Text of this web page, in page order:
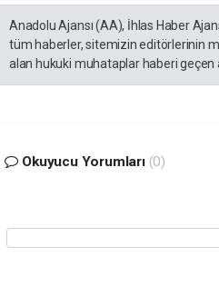
Anadolu Ajansı (AA), İhlas Haber
tüm haberler, sitemizin editörlerinin
alan hukuki muhataplar haberi
Okuyucu Yorumları (0)